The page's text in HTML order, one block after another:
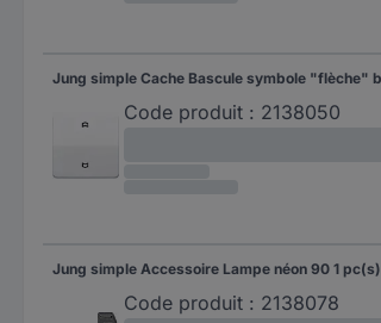
Code produit : 2138050
Jung simple Accessoire Lampe néon 90 1 pc(s)
Code produit : 2138078